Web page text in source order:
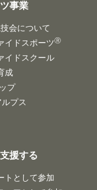
事業
会について
イドスポーツⓇ
イドスクール
成
プ
プス
援する
トとして参加